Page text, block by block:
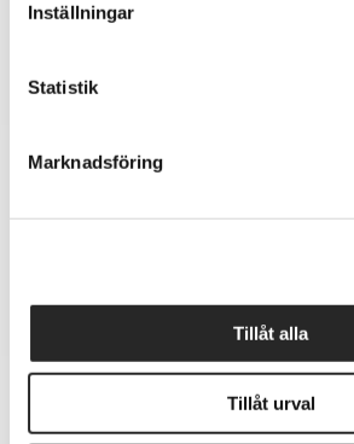
Inställningar
Statistik
Marknadsföring
Tillåt alla
Tillåt urval
iPhone Batteribyte